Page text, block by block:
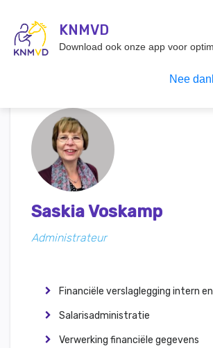
Inloggen
Saskia Voskamp
Administrateur
Financiële verslaglegging intern
Salarisadministratie
Verwerking financiële gegevens
KNMVD
Download ook onze app voor
Nee